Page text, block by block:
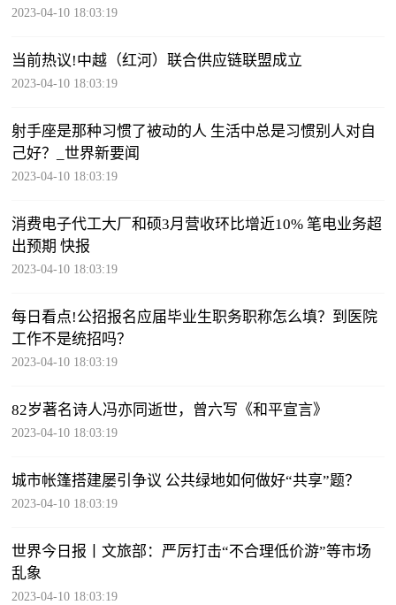
2023-04-10 18:03:19
当前热议!中越（红河）联合供应链联盟成立
2023-04-10 18:03:19
射手座是那种习惯了被动的人 生活中总是习惯别人对自
己好？_世界新要闻
2023-04-10 18:03:19
消费电子代工大厂和硕3月营收环比增近10% 笔电业务超
出预期 快报
2023-04-10 18:03:19
每日看点!公招报名应届毕业生职务职称怎么填？到医院
工作不是统招吗？
2023-04-10 18:03:19
82岁著名诗人冯亦同逝世，曾六写《和平宣言》
2023-04-10 18:03:19
城市帐篷搭建屡引争议 公共绿地如何做好“共享”题？
2023-04-10 18:03:19
世界今日报丨文旅部：严厉打击“不合理低价游”等市场
乱象
2023-04-10 18:03:19